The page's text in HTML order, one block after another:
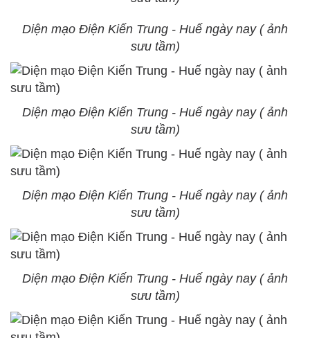
Diện mạo Điện Kiến Trung - Huế ngày nay ( ảnh
sưu tầm)
Diện mạo Điện Kiến Trung - Huế ngày nay ( ảnh
sưu tầm)
Diện mạo Điện Kiến Trung - Huế ngày nay ( ảnh
sưu tầm)
Diện mạo Điện Kiến Trung - Huế ngày nay ( ảnh
sưu tầm)